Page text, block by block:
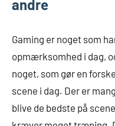
andre
Gaming er noget som
opmærksomhed i dag,
noget, som gør en
scene i dag. Der er
blive de bedste på